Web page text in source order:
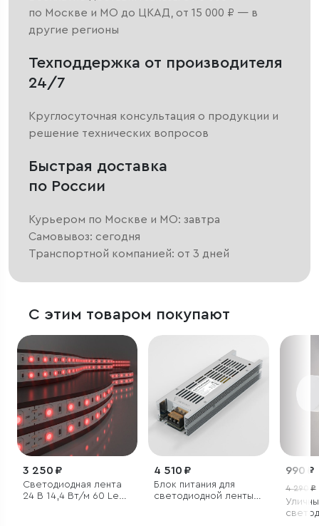
по Москве и МО до ЦКАД, от 15 000 ₽ — в
другие регионы
Техподдержка от производителя
24/7
Круглосуточная консультация о продукции и
решение технических вопросов
Быстрая доставка
по России
Курьером по Москве и МО: завтра
Самовывоз: сегодня
Транспортной компанией: от 3 дней
С этим товаром покупают
3 250 ₽
Светодиодная лента
24 В 14,4 Вт/м 60 Led/
4 510 ₽
Блок питания для
светодиодной ленты
990 ₽
4 290 ₽